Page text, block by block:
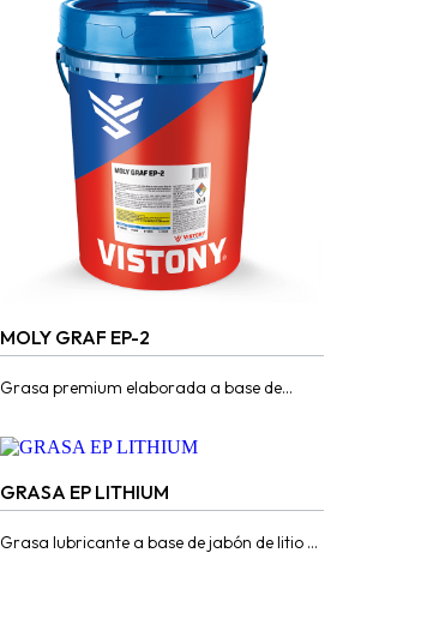
MOLY GRAF EP-2
Grasa premium elaborada a base de
GRASA EP LITHIUM
Grasa lubricante a base de jabón de litio y